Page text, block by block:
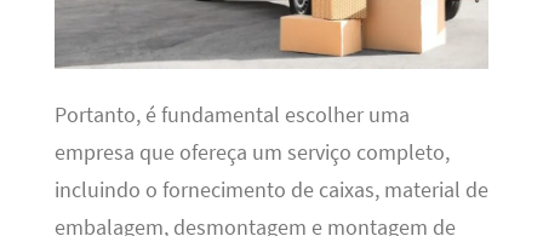
Portanto, é fundamental escolher uma
empresa que ofereça um serviço completo,
incluindo o fornecimento de caixas, material de
embalagem, desmontagem e montagem de